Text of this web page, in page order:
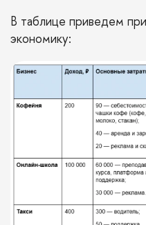
В таблице приведем
экономику: